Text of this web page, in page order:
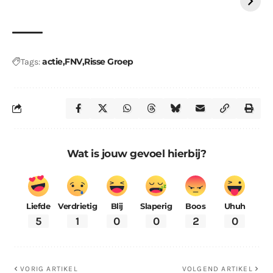
Tags:actieFNVRisse Groep
Wat is jouw gevoel hierbij?
Liefde
5
Verdrietig
1
Blij
0
Slaperig
0
Boos
2
Uhuh
0
VORIG ARTIKEL VOLGEND ARTIKEL